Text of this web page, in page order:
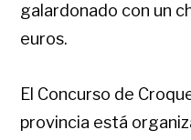
galardonado con un
euros.
El Concurso de
provincia está